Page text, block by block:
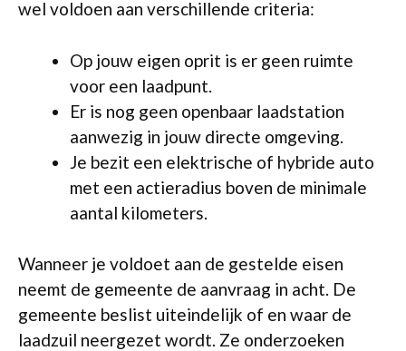
wel voldoen aan verschillende criteria:
Op jouw eigen oprit is er geen ruimte
voor een laadpunt.
Er is nog geen openbaar laadstation
aanwezig in jouw directe omgeving.
Je bezit een elektrische of hybride auto
met een actieradius boven de minimale
aantal kilometers.
Wanneer je voldoet aan de gestelde eisen
neemt de gemeente de aanvraag in acht. De
gemeente beslist uiteindelijk of en waar de
laadzuil neergezet wordt. Ze onderzoeken